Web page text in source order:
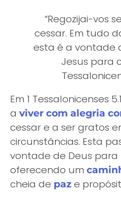
“Regozijai-vos
cessar. Em tudo
esta é a vontade
Jesus para
Em 1 Tessalonicenses
a viver com alegria
cessar e a ser gratos
circunstâncias. Esta
vontade de Deus para
oferecendo um
cheia de paz e